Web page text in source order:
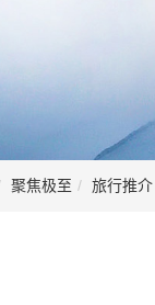
聚焦极至 旅行推介